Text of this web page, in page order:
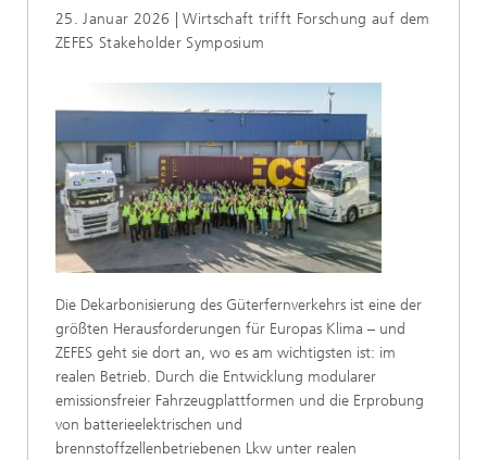
25. Januar 2026 | Wirtschaft trifft Forschung auf dem
ZEFES Stakeholder Symposium
Die Dekarbonisierung des Güterfernverkehrs ist eine der
größten Herausforderungen für Europas Klima – und
ZEFES geht sie dort an, wo es am wichtigsten ist: im
realen Betrieb. Durch die Entwicklung modularer
emissionsfreier Fahrzeugplattformen und die Erprobung
von batterieelektrischen und
brennstoffzellenbetriebenen Lkw unter realen